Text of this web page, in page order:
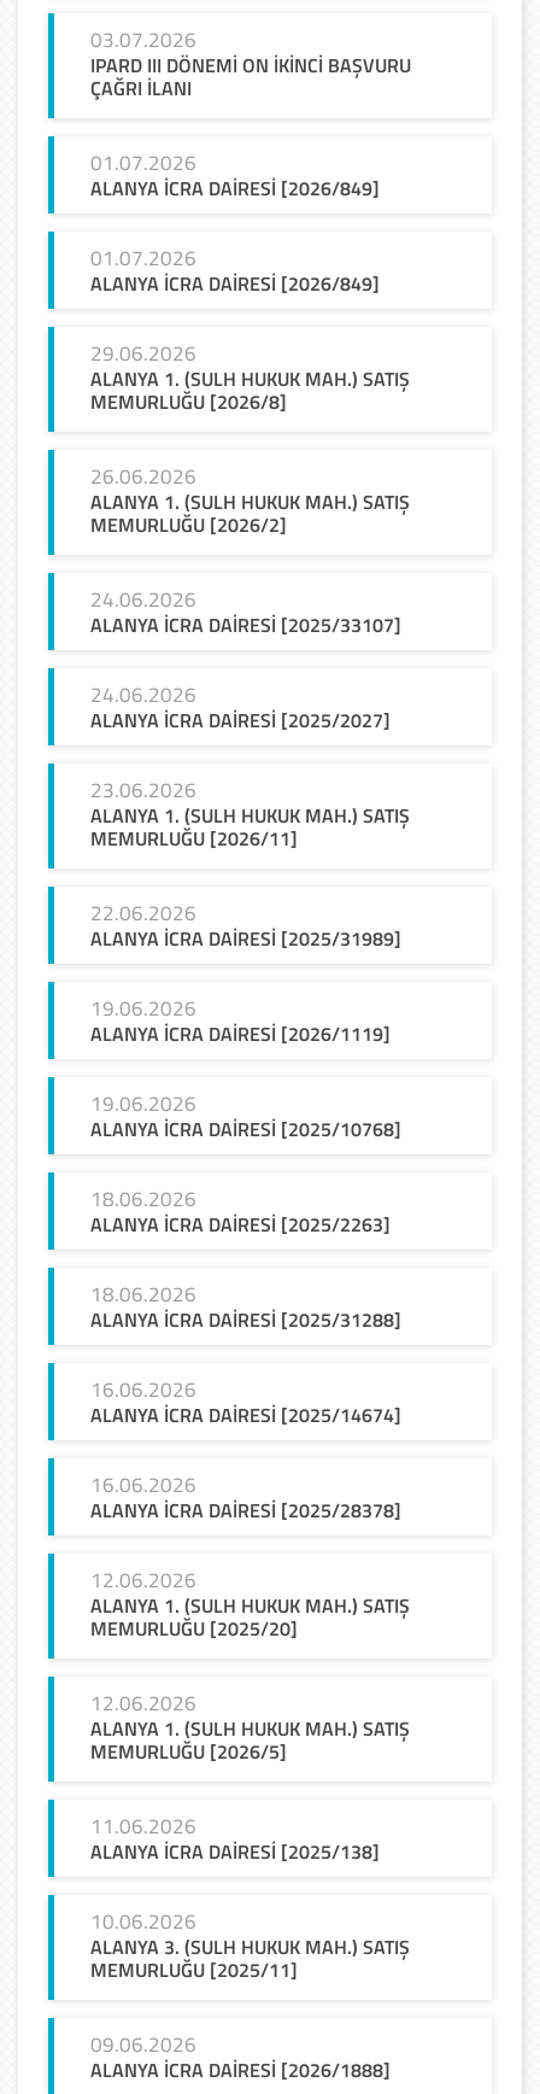
03.07.2026
IPARD III DÖNEMİ ON İKİNCİ BAŞVURU
ÇAĞRI İLANI
01.07.2026
ALANYA İCRA DAİRESİ [2026/849]
01.07.2026
ALANYA İCRA DAİRESİ [2026/849]
29.06.2026
ALANYA 1. (SULH HUKUK MAH.) SATIŞ
MEMURLUĞU [2026/8]
26.06.2026
ALANYA 1. (SULH HUKUK MAH.) SATIŞ
MEMURLUĞU [2026/2]
24.06.2026
ALANYA İCRA DAİRESİ [2025/33107]
24.06.2026
ALANYA İCRA DAİRESİ [2025/2027]
23.06.2026
ALANYA 1. (SULH HUKUK MAH.) SATIŞ
MEMURLUĞU [2026/11]
22.06.2026
ALANYA İCRA DAİRESİ [2025/31989]
19.06.2026
ALANYA İCRA DAİRESİ [2026/1119]
19.06.2026
ALANYA İCRA DAİRESİ [2025/10768]
18.06.2026
ALANYA İCRA DAİRESİ [2025/2263]
18.06.2026
ALANYA İCRA DAİRESİ [2025/31288]
16.06.2026
ALANYA İCRA DAİRESİ [2025/14674]
16.06.2026
ALANYA İCRA DAİRESİ [2025/28378]
12.06.2026
ALANYA 1. (SULH HUKUK MAH.) SATIŞ
MEMURLUĞU [2025/20]
12.06.2026
ALANYA 1. (SULH HUKUK MAH.) SATIŞ
MEMURLUĞU [2026/5]
11.06.2026
ALANYA İCRA DAİRESİ [2025/138]
10.06.2026
ALANYA 3. (SULH HUKUK MAH.) SATIŞ
MEMURLUĞU [2025/11]
09.06.2026
ALANYA İCRA DAİRESİ [2026/1888]